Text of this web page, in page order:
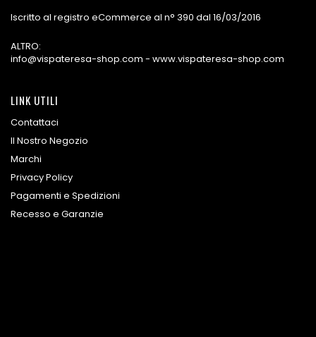
Iscritto al registro eCommerce al n° 390 dal 16/03/2016
ALTRO:
info@vispateresa-shop.com - www.vispateresa-shop.com
LINK UTILI
Contattaci
Il Nostro Negozio
Marchi
Privacy Policy
Pagamenti e Spedizioni
Recesso e Garanzie